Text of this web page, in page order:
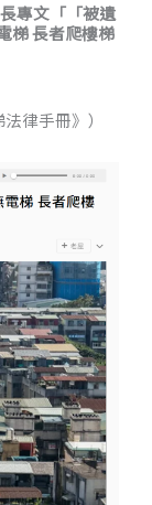
專文「「被遺
梯 長者爬樓梯
律手冊》）